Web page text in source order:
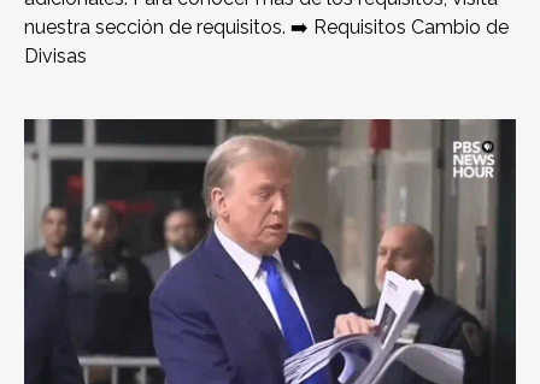
nuestra sección de requisitos. ➡️ Requisitos Cambio de
Divisas